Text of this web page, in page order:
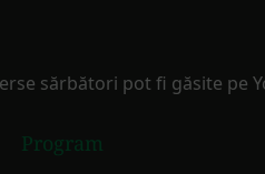
sărbători pot fi găsite pe
Program